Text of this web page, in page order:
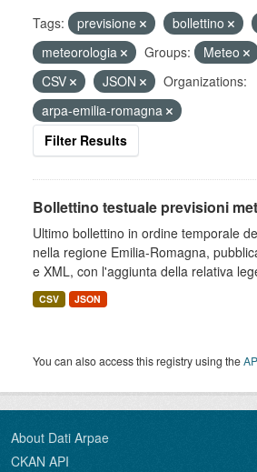
Tags: previsione bollettino
meteorologia
Groups: Meteo
CSV
JSON
Organizations:
arpa-emilia-romagna
Filter Results
Bollettino testuale previsioni
Ultimo bollettino in ordine temporale
nella regione Emilia-Romagna,
e XML, con l'aggiunta della relativa
CSV JSON
You can also access this registry using the
About Dati Arpae
CKAN API